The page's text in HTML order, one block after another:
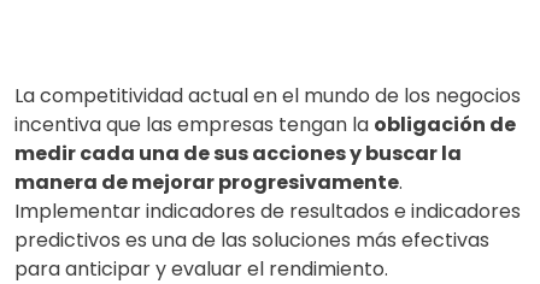
La competitividad actual en el mundo de los negocios
incentiva que las empresas tengan la obligación de
medir cada una de sus acciones y buscar la
manera de mejorar progresivamente.
Implementar indicadores de resultados e indicadores
predictivos es una de las soluciones más efectivas
para anticipar y evaluar el rendimiento.